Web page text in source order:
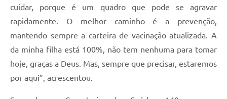
cuidar, porque é um quadro que pode se agravar
rapidamente. O melhor caminho é a prevenção,
mantendo sempre a carteira de vacinação atualizada. A
da minha filha está 100%, não tem nenhuma para tomar
hoje, graças a Deus. Mas, sempre que precisar, estaremos
por aqui”, acrescentou.